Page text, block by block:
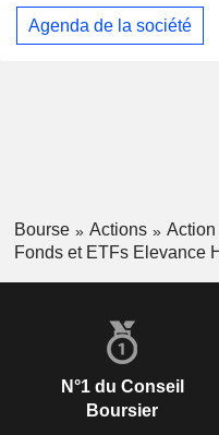
Agenda de la société
Bourse Actions
Action
Fonds et ETFs Elevance
N°1 du Conseil
Boursier